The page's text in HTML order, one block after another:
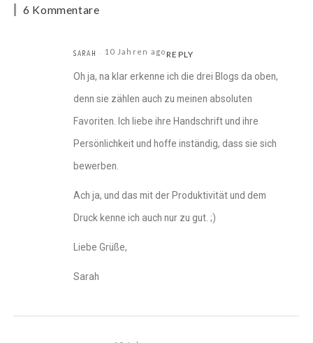
6 Kommentare
SARAH 10 Jahren agoREPLY
Oh ja, na klar erkenne ich die drei Blogs da oben,
denn sie zählen auch zu meinen absoluten
Favoriten. Ich liebe ihre Handschrift und ihre
Persönlichkeit und hoffe inständig, dass sie sich
bewerben.
Ach ja, und das mit der Produktivität und dem
Druck kenne ich auch nur zu gut. ;)
Liebe Grüße,
Sarah